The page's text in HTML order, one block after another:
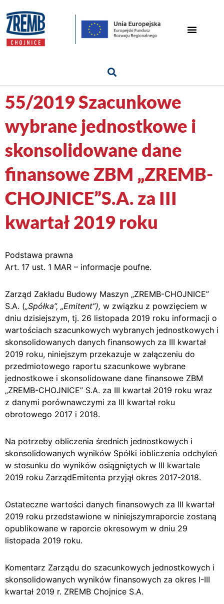
55/2019 Szacunkowe
wybrane jednostkowe i
skonsolidowane dane
finansowe ZBM „ZREMB-
CHOJNICE”S.A. za III
kwartał 2019 roku
Podstawa prawna
Art. 17 ust. 1 MAR – informacje poufne.
Zarząd Zakładu Budowy Maszyn „ZREMB-CHOJNICE”
S.A. („Spółka”, „Emitent”), w związku z powzięciem w
dniu dzisiejszym, tj. 26 listopada 2019 roku informacji o
wartościach szacunkowych wybranych jednostkowych i
skonsolidowanych danych finansowych za III kwartał
2019 roku, niniejszym przekazuje w załączeniu do
przedmiotowego raportu szacunkowe wybrane
jednostkowe i skonsolidowane dane finansowe ZBM
„ZREMB-CHOJNICE” S.A. za III kwartał 2019 roku wraz
z danymi porównawczymi za III kwartał roku
obrotowego 2017 i 2018.
Na potrzeby obliczenia średnich jednostkowych i
skonsolidowanych wyników Spółki iobliczenia odchyleń
w stosunku do wyników osiągniętych w III kwartale
2019 roku ZarządEmitenta przyjął okres 2017-2018.
Ostateczne wartości danych finansowych za III kwartał
2019 roku przedstawione w niniejszymraporcie zostaną
opublikowane w raporcie okresowym w dniu 29
listopada 2019 roku.
Komentarz Zarządu do szacunkowych jednostkowych i
skonsolidowanych wyników finansowych za okres I-III
kwartał 2019 r. ZREMB Chojnice S.A.